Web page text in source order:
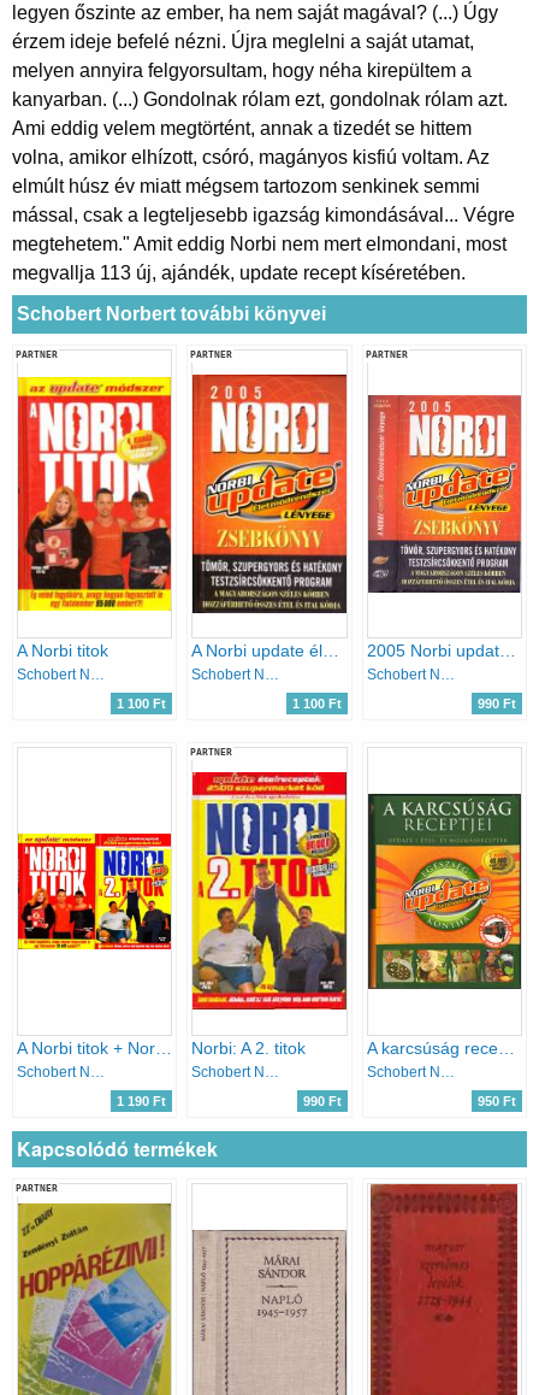
legyen őszinte az ember, ha nem saját magával? (...) Úgy
érzem ideje befelé nézni. Újra meglelni a saját utamat,
melyen annyira felgyorsultam, hogy néha kirepültem a
kanyarban. (...) Gondolnak rólam ezt, gondolnak rólam azt.
Ami eddig velem megtörtént, annak a tizedét se hittem
volna, amikor elhízott, csóró, magányos kisfiú voltam. Az
elmúlt húsz év miatt mégsem tartozom senkinek semmi
mással, csak a legteljesebb igazság kimondásával... Végre
megtehetem." Amit eddig Norbi nem mert elmondani, most
megvallja 113 új, ajándék, update recept kíséretében.
Schobert Norbert további könyvei
PARTNER
A Norbi titok
Schobert Norbert
1 100 Ft
PARTNER
Schobert Norbert
1 100 Ft
PARTNER
2005 Norbi update zsebkönyv
Schobert Norbert
990 Ft
1 190 Ft
PARTNER
Norbi: A 2. titok
990 Ft
A karcsúság receptjei - Update 1 étel- és mozgásreceptek
950 Ft
Kapcsolódó termékek
PARTNER